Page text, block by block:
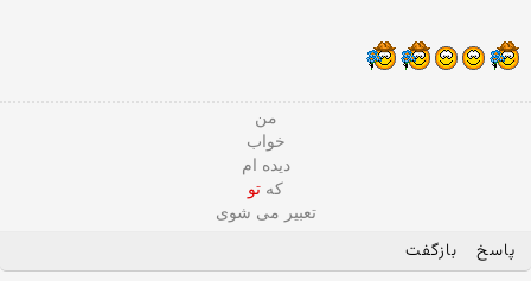
من
خواب
دیده ام
که تو
تعبیر می شوی
پاسخ بازگفت